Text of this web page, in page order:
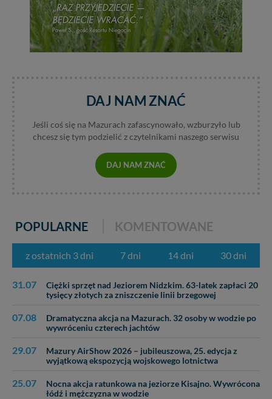
DAJ NAM ZNAĆ
Jeśli coś się na Mazurach zafascynowało, wzburzyło lub
chcesz się tym podzielić z czytelnikami naszego serwisu
DAJ NAM ZNAĆ
POPULARNE KOMENTOWANE
z ostatnich 3 dni 7 dni 14 dni 30 dni
31.07
Ciężki sprzęt nad Jeziorem Nidzkim. 63-latek zapłaci 20
tysięcy złotych za zniszczenie linii brzegowej
07.08
Dramatyczna akcja na Mazurach. 32 osoby w wodzie po
wywróceniu czterech jachtów
29.07
Mazury AirShow 2026 – jubileuszowa, 25. edycja z
wyjątkową ekspozycją wojskowego lotnictwa
25.07
Nocna akcja ratunkowa na jeziorze Kisajno. Wywrócona
łódź i mężczyzna w wodzie
Dziękujemy, i życzmy miłego odkrywania Mazur na
nowo...